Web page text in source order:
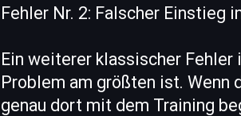
Fehler Nr. 2: Falscher Einstieg
Ein weiterer klassischer
Problem am größten ist. Wenn
genau dort mit dem Training